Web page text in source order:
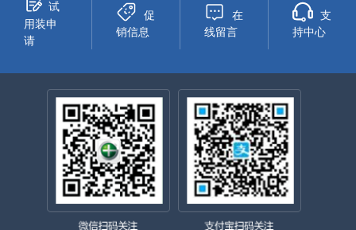
试
用装申
请
促
销信息
在
线留言
支
持中心